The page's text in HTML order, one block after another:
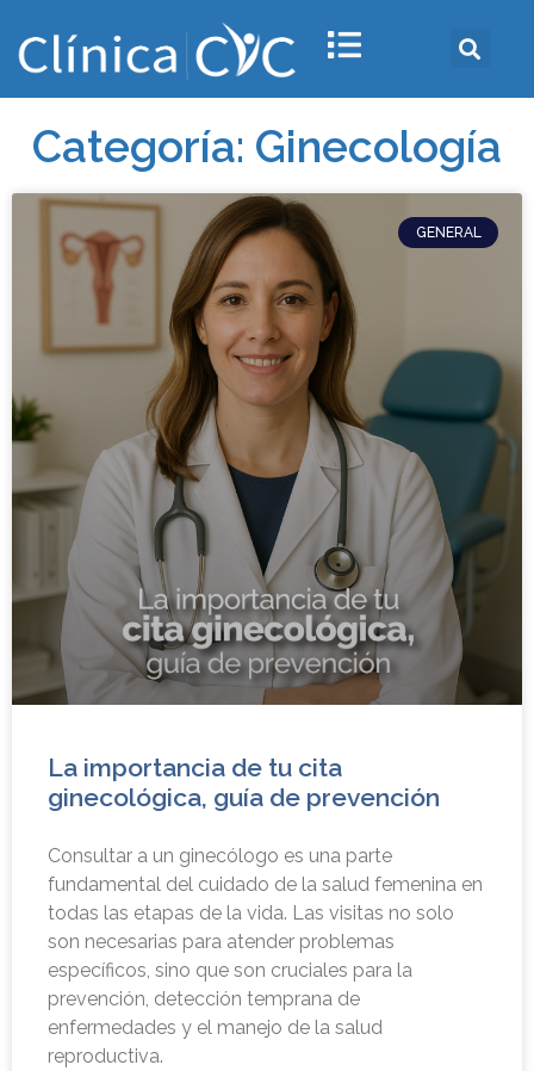
Categoría: Ginecología
GENERAL
La importancia de tu cita
ginecológica, guía de prevención
Consultar a un ginecólogo es una parte
fundamental del cuidado de la salud femenina en
todas las etapas de la vida. Las visitas no solo
son necesarias para atender problemas
específicos, sino que son cruciales para la
prevención, detección temprana de
enfermedades y el manejo de la salud
reproductiva.